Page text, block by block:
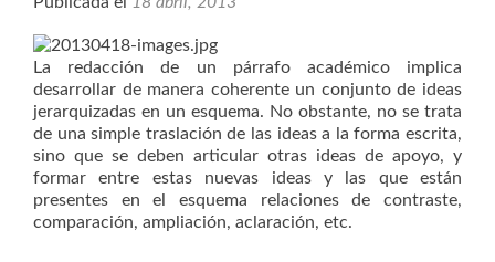
La redacción de un párrafo académico implica
desarrollar de manera coherente un conjunto de ideas
jerarquizadas en un esquema. No obstante, no se trata
de una simple traslación de las ideas a la forma escrita,
sino que se deben articular otras ideas de apoyo, y
formar entre estas nuevas ideas y las que están
presentes en el esquema relaciones de contraste,
comparación, ampliación, aclaración, etc.